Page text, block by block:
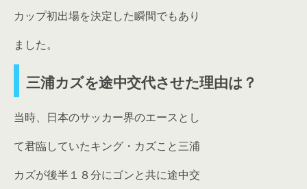
カップ初出場を決定した瞬間でもあり
ました。
三浦カズを途中交代させた理由は？
当時、日本のサッカー界のエースとし
て君臨していたキング・カズこと三浦
カズが後半１８分にゴンと共に途中交